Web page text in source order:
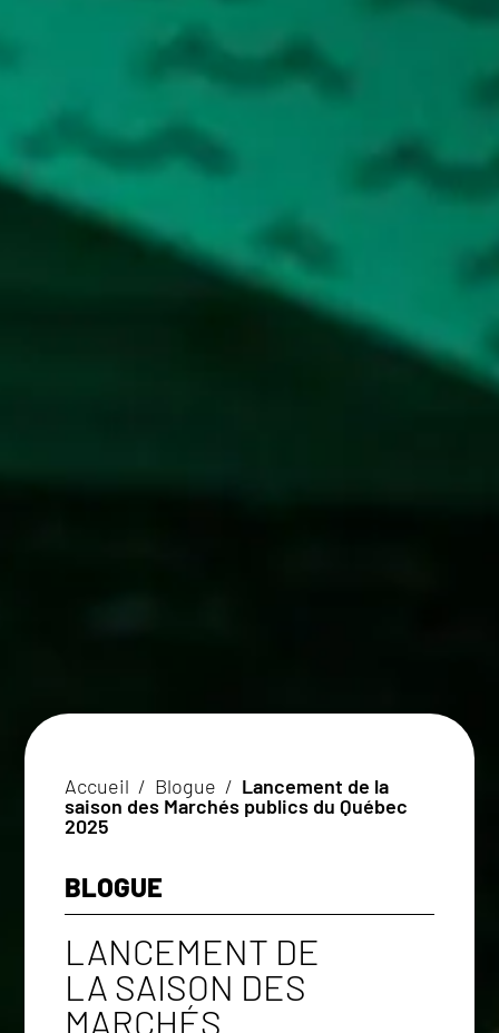
Accueil / Blogue / Lancement de la
saison des Marchés publics du Québec
2025
BLOGUE
LANCEMENT DE
LA SAISON DES
MARCHÉS